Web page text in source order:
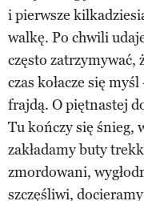
i pierwsze
walkę. Po chwili
często zatrzymywać,
czas kołacze się
frajdą. O piętnastej
Tu kończy się śnieg,
zakładamy buty
zmordowani,
szczęśliwi,